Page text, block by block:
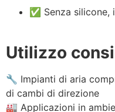
✅ Senza silicone,
Utilizzo
🔧 Impianti di aria
di cambi di direzione
🏭 Applicazioni in